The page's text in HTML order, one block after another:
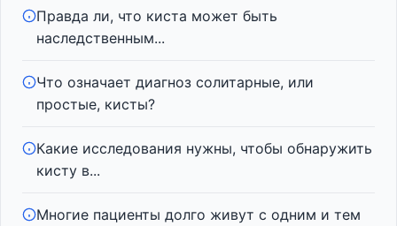
Правда ли, что киста может быть
наследственным...
Что означает диагноз солитарные, или
простые, кисты?
Какие исследования нужны, чтобы обнаружить
кисту в...
Многие пациенты долго живут с одним и тем